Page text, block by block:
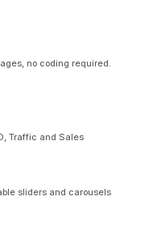
no coding required.
Traffic and Sales
sliders and carousels